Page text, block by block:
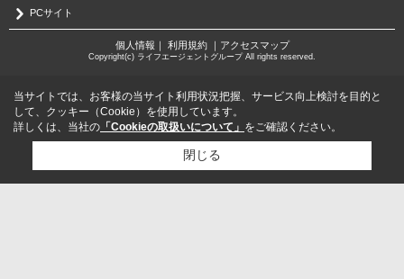
PCサイト
個人情報 ｜ 利用規約｜ アクセスマップ
Copyright(c) ライフエージェントグループ All rights reserved.
当サイトでは、お客様の当サイト利用状況把握、サービス向上検討を目的と
して、クッキー（Cookie）を使用しています。
詳しくは、当社の 「Cookieの取扱いについて」 をご確認ください。
閉じる